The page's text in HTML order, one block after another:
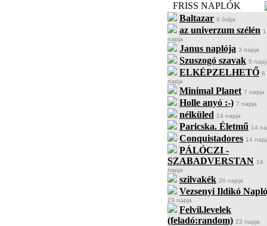
FRISS NAPLÓK
Baltazar 6 órája
az univerzum szélén 1
napja
Janus naplója 3 napja
Szuszogó szavak 5
ELKÉPZELHETŐ 6
napja
Minimal Planet 7 napja
Holle anyó :-) 7 napja
nélküled 14 napja
Paricska. Életmű 14
Conquistadores 14
PÁLÓCZI -
SZABADVERSTAN 16
napja
szilvakék 20 napja
Vezsenyi Ildikó
23 napja
Felvil.levelek
(feladó:random) 23 napja